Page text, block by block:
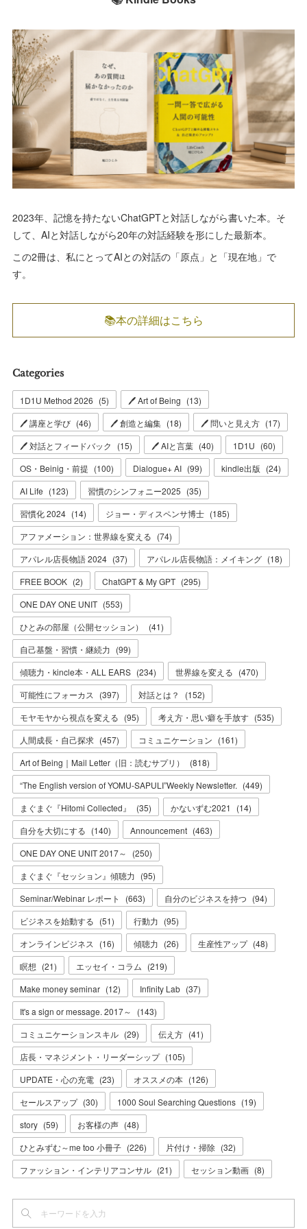
2023年、記憶を持たないChatGPTと対話しながら書いた本。そ
して、AIと対話しながら20年の対話経験を形にした最新本。
この2冊は、私にとってAIとの対話の「原点」と「現在地」で
す。
📚本の詳細はこちら
Categories
1D1U Method 2026 (5) 🖊 Art of Being (13)
🖊 講座と学び (46) 🖊 創造と編集 (18) 🖊 問いと見え方 (17)
🖊 対話とフィードバック
(15) 🖊 AIと言葉 (40) 1D1U (60)
OS・Beinig・前提 (100) Dialogue+ AI (99) kindle出版 (24)
AI Life (123) 習慣のシンフォニー2025 (35)
習慣化 2024 (14) ジョー・ディスペンサ博士 (185)
アファメーション：世界線を変える (74)
アパレル店長物語 2024 (37) アパレル店長物語：メイキング (18)
FREE BOOK (2) ChatGPT & My GPT (295)
ONE DAY ONE UNIT (553)
ひとみの部屋（公開セッション）
(41)
自己基盤・習慣・継続力 (99)
傾聴力・kincle本・ALL EARS (234) 世界線を変える (470)
可能性にフォーカス
(397) 対話とは？ (152)
モヤモヤから視点を変える (95) 考え方・思い癖を手放す (535)
人間成長・自己探求 (457) コミュニケーション (161)
Art of Being｜Mail Letter（旧：読むサプリ）
(818)
“The English version of YOMU-SAPULI”Weekly Newsletter. (449)
まぐまぐ『Hitomi Collected』
(35) かないずむ2021 (14)
自分を大切にする (140) Announcement (463)
ONE DAY ONE UNIT 2017～
(250)
まぐまぐ『セッション』傾聴力 (95)
Seminar/Webinar レポート
(663) 自分のビジネスを持つ (94)
ビジネスを始動する (51) 行動力 (95)
オンラインビジネス
(16) 傾聴力 (26) 生産性アップ (48)
瞑想 (21) エッセイ・コラム (219)
Make money seminar (12) Infinity Lab (37)
It's a sign or message. 2017～
(143)
コミュニケーションスキル (29) 伝え方 (41)
店長・マネジメント・リーダーシップ (105)
UPDATE・心の充電 (23) オススメの本 (126)
セールスアップ (30) 1000 Soul Searching Questions (19)
story (59) お客様の声 (48)
ひとみずむ～me too 小冊子 (226) 片付け・掃除 (32)
ファッション・インテリアコンサル (21) セッション動画 (8)